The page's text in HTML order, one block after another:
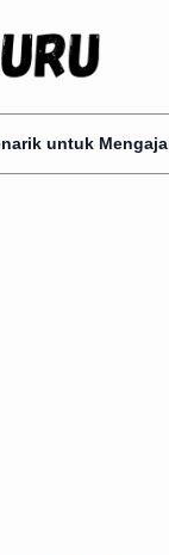
Prota